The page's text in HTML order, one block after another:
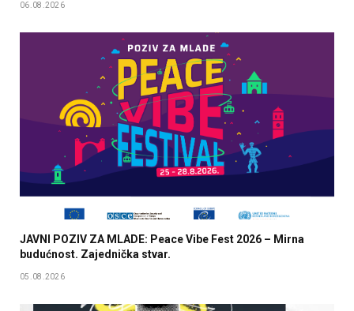
06.08.2026
JAVNI POZIV ZA MLADE: Peace Vibe Fest 2026 – Mirna
budućnost. Zajednička stvar.
05.08.2026